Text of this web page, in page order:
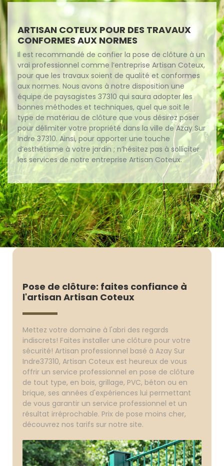
ARTISAN COTEUX POUR DES TRAVAUX
CONFORMES AUX NORMES
Il est recommandé de confier la pose de clôture à un
vrai professionnel comme l’entreprise Artisan Coteux,
pour que les travaux soient de qualité et conformes
aux normes. Nous avons à notre disposition une
équipe de paysagistes 37310 qui saura adopter les
bonnes méthodes et techniques, quel que soit le
type de matériau de clôture que vous désirez poser
pour délimiter votre propriété dans la ville de Azay Sur
Indre 37310. Ainsi, pour apporter une touche
d’esthétisme à votre jardin ; n’hésitez pas à solliciter
les services de notre entreprise Artisan Coteux.
Pose de clôture: faites confiance à
l'artisan Artisan Coteux
Mettez votre domaine à l'abri des regards
indiscrets! Faites installer une clôture pour votre
sécurité! Artisan professionnel basé à Azay Sur
Indre37310, Artisan Coteux est heureux de vous
offrir un service professionnel en pose de clôture
de tout type, en bois, grillage, PVC, béton ou en
brique, ses années d'expériences lui permettant
de vous garantir un service professionnel et un
résultat irréprochable. Prix de pose moins cher,
découvrez nos tarifs sur notre site.